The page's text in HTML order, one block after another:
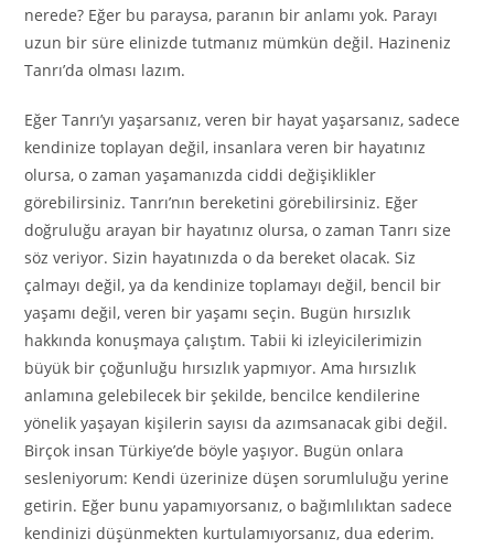
nerede? Eğer bu paraysa, paranın bir anlamı yok. Parayı
uzun bir süre elinizde tutmanız mümkün değil. Hazineniz
Tanrı’da olması lazım.
Eğer Tanrı’yı yaşarsanız, veren bir hayat yaşarsanız, sadece
kendinize toplayan değil, insanlara veren bir hayatınız
olursa, o zaman yaşamanızda ciddi değişiklikler
görebilirsiniz. Tanrı’nın bereketini görebilirsiniz. Eğer
doğruluğu arayan bir hayatınız olursa, o zaman Tanrı size
söz veriyor. Sizin hayatınızda o da bereket olacak. Siz
çalmayı değil, ya da kendinize toplamayı değil, bencil bir
yaşamı değil, veren bir yaşamı seçin. Bugün hırsızlık
hakkında konuşmaya çalıştım. Tabii ki izleyicilerimizin
büyük bir çoğunluğu hırsızlık yapmıyor. Ama hırsızlık
anlamına gelebilecek bir şekilde, bencilce kendilerine
yönelik yaşayan kişilerin sayısı da azımsanacak gibi değil.
Birçok insan Türkiye’de böyle yaşıyor. Bugün onlara
sesleniyorum: Kendi üzerinize düşen sorumluluğu yerine
getirin. Eğer bunu yapamıyorsanız, o bağımlılıktan sadece
kendinizi düşünmekten kurtulamıyorsanız, dua ederim.